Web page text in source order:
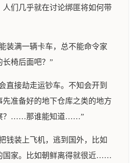
人们几乎就在讨论绑匪将如何带
装满一辆卡车，总不能命令家
长椅后面吧？”
直接劫走运钞车。不知会开到
先准备好的地下仓库之类的地方
？……那谁能知道……”
钱装上飞机，逃到国外，比如
国家。比如朝鲜离得就很近……